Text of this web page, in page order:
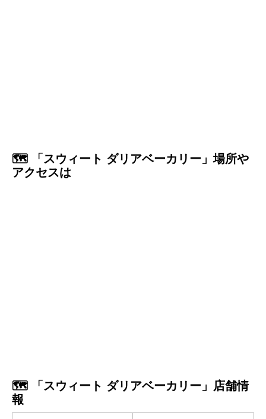
🗺️ 「スウィート ダリアベーカリー」場所や
アクセスは
🗺️ 「スウィート ダリアベーカリー」店舗情
報